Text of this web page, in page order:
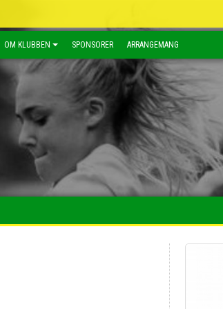
OM KLUBBEN SPONSORER ARRANGEMANG